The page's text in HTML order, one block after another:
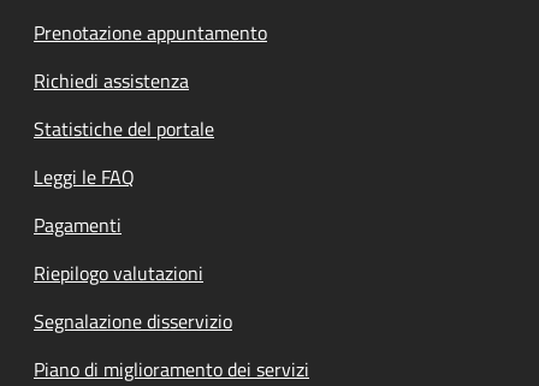
Prenotazione appuntamento
Richiedi assistenza
Statistiche del portale
Leggi le FAQ
Pagamenti
Riepilogo valutazioni
Segnalazione disservizio
Piano di miglioramento dei servizi